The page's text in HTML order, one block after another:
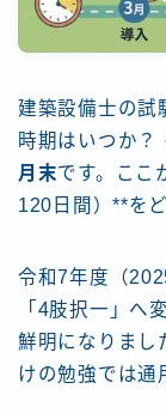
建築設備士の試
時期はいつか？
月末です。ここ
120日間）**を
令和7年度（
「4肢択一」へ
鮮明になりまし
けの勉強では通